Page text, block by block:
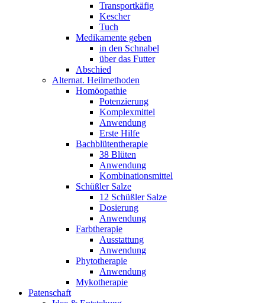
Transportkäfig
Kescher
Tuch
Medikamente geben
in den Schnabel
über das Futter
Abschied
Alternat. Heilmethoden
Homöopathie
Potenzierung
Komplexmittel
Anwendung
Erste Hilfe
Bachblütentherapie
38 Blüten
Anwendung
Kombinationsmittel
Schüßler Salze
12 Schüßler Salze
Dosierung
Anwendung
Farbtherapie
Ausstattung
Anwendung
Phytotherapie
Anwendung
Mykotherapie
Patenschaft